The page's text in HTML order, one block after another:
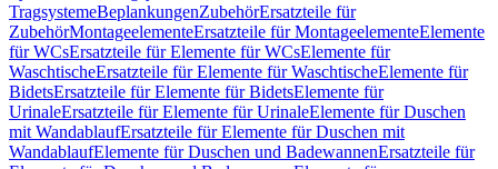
TragsystemeBeplankungenZubehörErsatzteile für
ZubehörMontageelementeErsatzteile für MontageelementeElemente
für WCsErsatzteile für Elemente für WCsElemente für
WaschtischeErsatzteile für Elemente für WaschtischeElemente für
BidetsErsatzteile für Elemente für BidetsElemente für
UrinaleErsatzteile für Elemente für UrinaleElemente für Duschen
mit WandablaufErsatzteile für Elemente für Duschen mit
WandablaufElemente für Duschen und BadewannenErsatzteile für